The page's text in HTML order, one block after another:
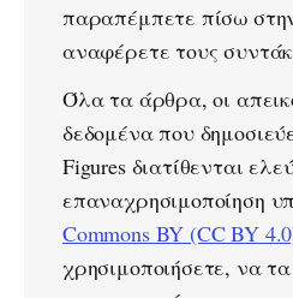
παραπέμπετε πίσω
αναφέρετε τους
Όλα τα άρθρα, οι
δεδομένα που
Figures διατίθενται
επαναχρησιμοποίηση
Commons BY (CC BY
χρησιμοποιήσετε, να